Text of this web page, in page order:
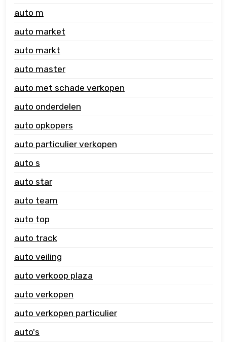
auto m
auto market
auto markt
auto master
auto met schade verkopen
auto onderdelen
auto opkopers
auto particulier verkopen
auto s
auto star
auto team
auto top
auto track
auto veiling
auto verkoop plaza
auto verkopen
auto verkopen particulier
auto's